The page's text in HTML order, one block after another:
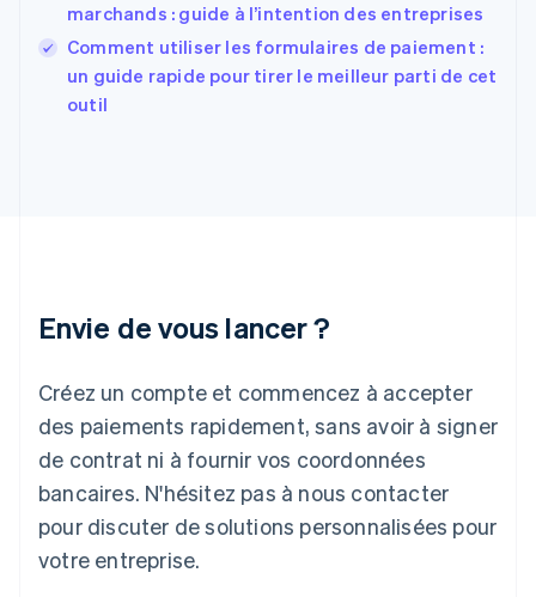
marchands : guide à l’intention des entreprises
Comment utiliser les formulaires de paiement :
un guide rapide pour tirer le meilleur parti de cet
outil
Envie de vous lancer ?
Créez un compte et commencez à accepter
des paiements rapidement, sans avoir à signer
de contrat ni à fournir vos coordonnées
bancaires. N'hésitez pas à nous contacter
pour discuter de solutions personnalisées pour
votre entreprise.
FrançaisEnglish
Gibraltar
English
Grèce
Japon
Lettonie
English
Liechtenstein
DeutschEnglish
Lituanie
Luxembourg
FrançaisDeutschEnglish